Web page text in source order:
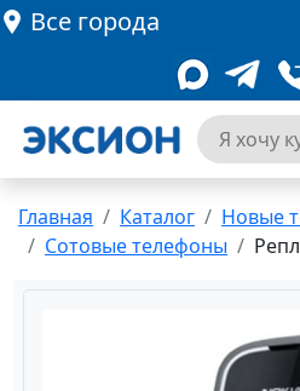
Все города
Главная Каталог
Новые
Сотовые телефоны